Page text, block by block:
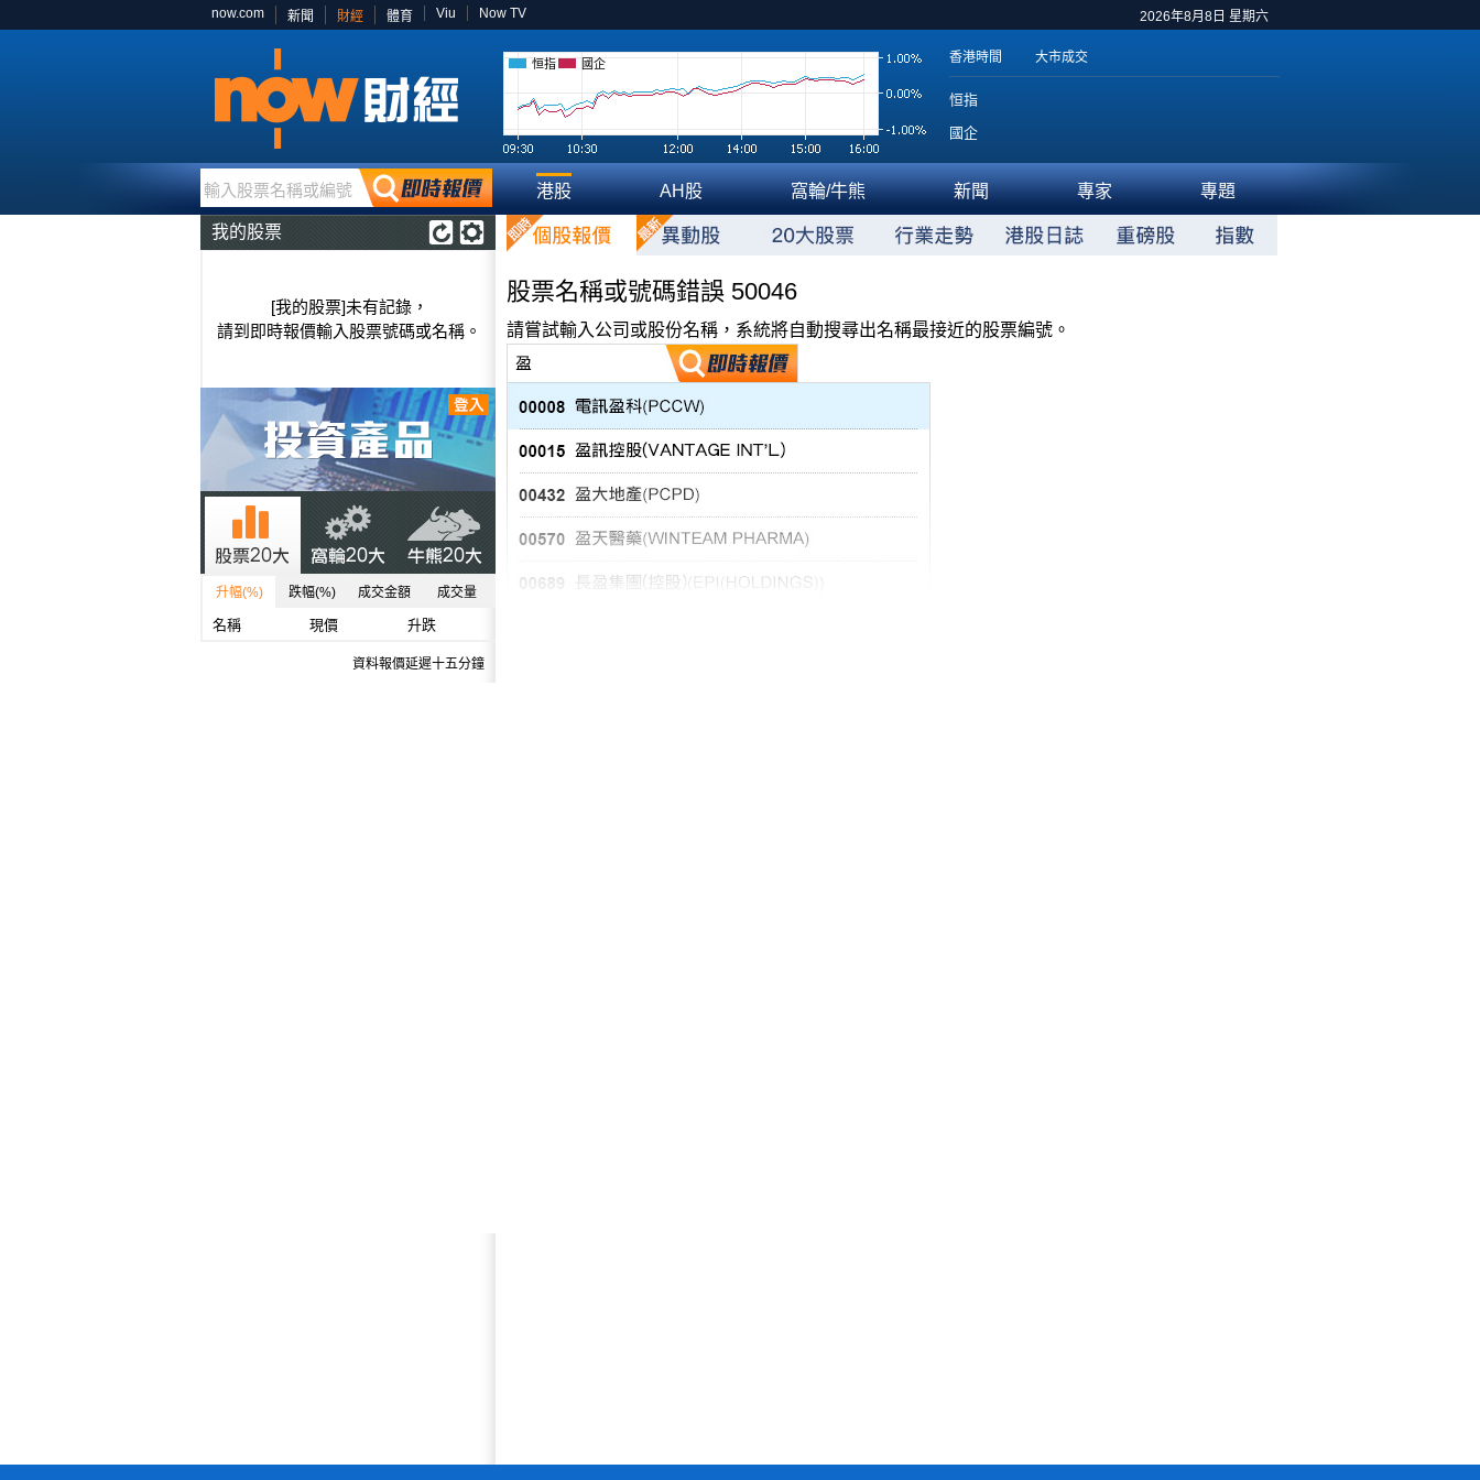
2026年8月8日 星期六
now.com 新聞 財經 體育 Viu Now TV
恒指 國企 香港時間 大市成交
恒指
國企
輸入股票名稱或編號 港股 AH股 窩輪/牛熊 新聞 專家 專題
我的股票
[我的股票]未有記錄，
請到即時報價輸入股票號碼或名稱。
升幅(%) 跌幅(%) 成交金額 成交量
名稱 現價 升跌
資料報價延遲十五分鐘
股票名稱或號碼錯誤 50046
請嘗試輸入公司或股份名稱，系統將自動搜尋出名稱最接近的股票編號。